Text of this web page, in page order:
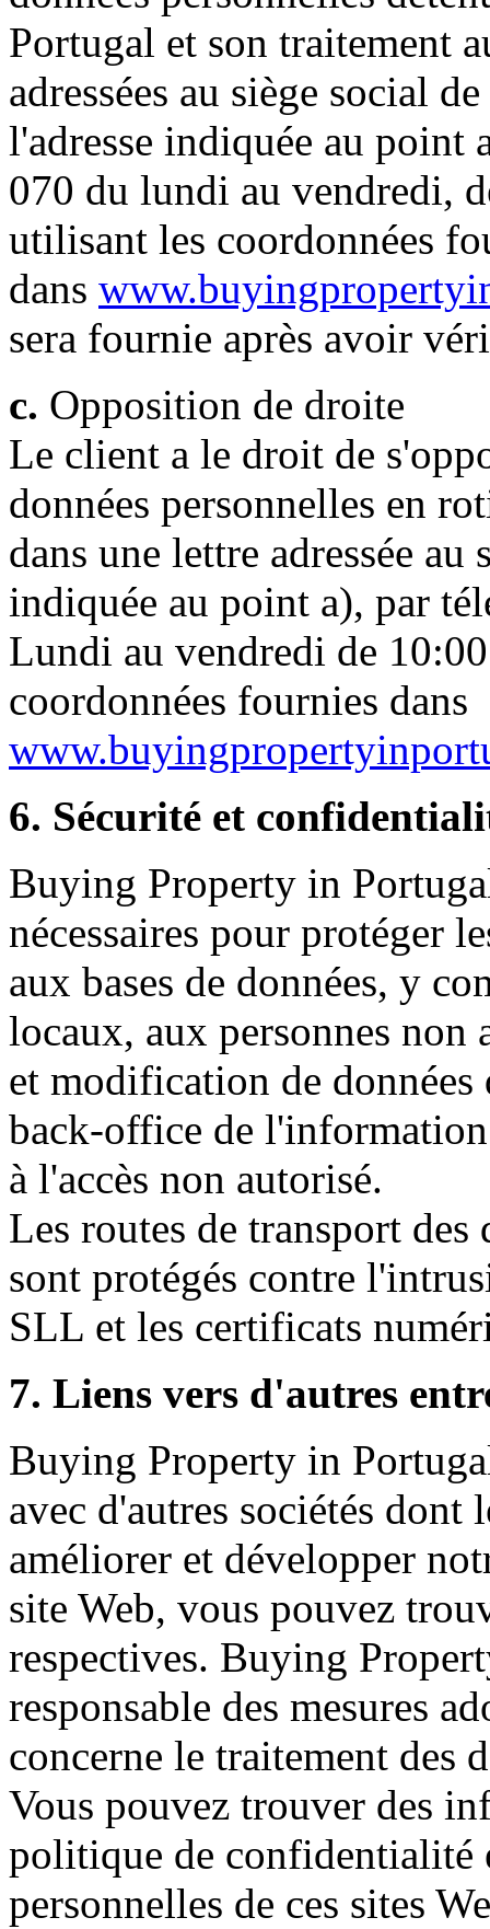
Portugal et son traitement
adressées au siège social
l'adresse indiquée au point
070 du lundi au vendredi,
utilisant les coordonnées
dans
sera fournie après avoir
c. Opposition de droite
Le client a le droit de
données personnelles en
dans une lettre adressée
indiquée au point a), par
Lundi au vendredi de
coordonnées fournies dans
6. Sécurité et
Buying Property in
nécessaires pour protéger
aux bases de données, y
locaux, aux personnes non
et modification de
back-office de
à l'accès non autorisé.
Les routes de transport des
sont protégés contre
SLL et les certificats
7. Liens vers d'autres
Buying Property in
avec d'autres sociétés dont
améliorer et développer
site Web, vous pouvez
respectives. Buying
responsable des mesures
concerne le traitement des
Vous pouvez trouver des
politique de confidentialité
personnelles de ces sites